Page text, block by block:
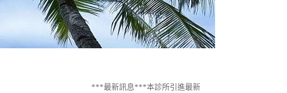
***最新訊息***本診所引進最新安全有效、非侵入性、非